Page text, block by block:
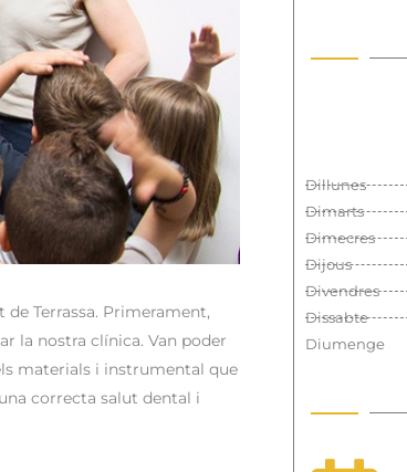
Terrassa. Primerament,
la nostra clínica. Van poder
materials i instrumental que
correcta salut dental i
Dillunes
Dimarts
Dimecres
Dijous
Divendres
Dissabte
Diumenge